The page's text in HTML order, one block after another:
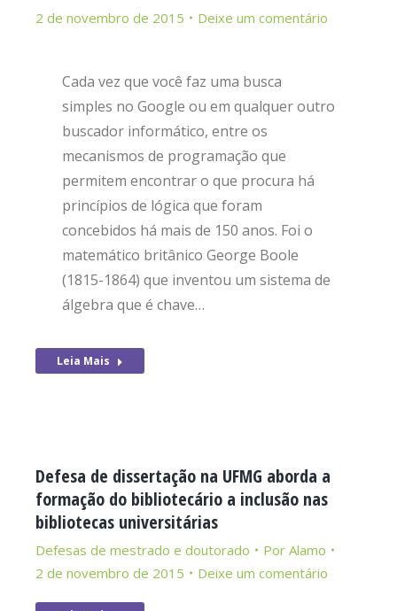
2 de novembro de 2015
Deixe um comentário
Cada vez que você faz uma busca
simples no Google ou em qualquer outro
buscador informático, entre os
mecanismos de programação que
permitem encontrar o que procura há
princípios de lógica que foram
concebidos há mais de 150 anos. Foi o
matemático britânico George Boole
(1815-1864) que inventou um sistema de
álgebra que é chave…
Leia Mais
Defesa de dissertação na UFMG aborda a
formação do bibliotecário a inclusão nas
bibliotecas universitárias
Defesas de mestrado e doutorado Por Alamo
2 de novembro de 2015
Deixe um comentário